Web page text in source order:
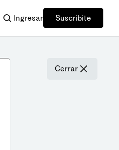
Ingresar Suscribite
Cerrar